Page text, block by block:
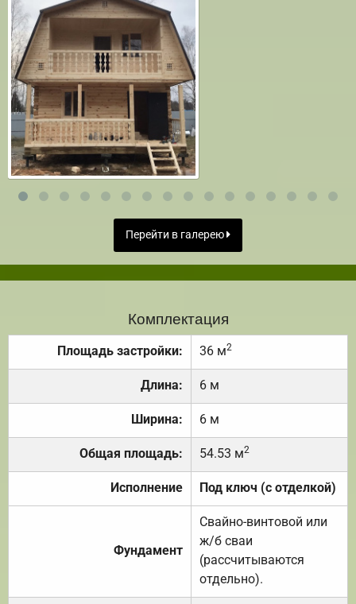
Перейти в галерею
Комплектация
Площадь застройки: 36 м2
Длина: 6 м
Ширина: 6 м
Общая площадь: 54.53 м2
Исполнение Под ключ (с отделкой)
Фундамент
Свайно-винтовой или
ж/б сваи
(рассчитываются
отдельно).